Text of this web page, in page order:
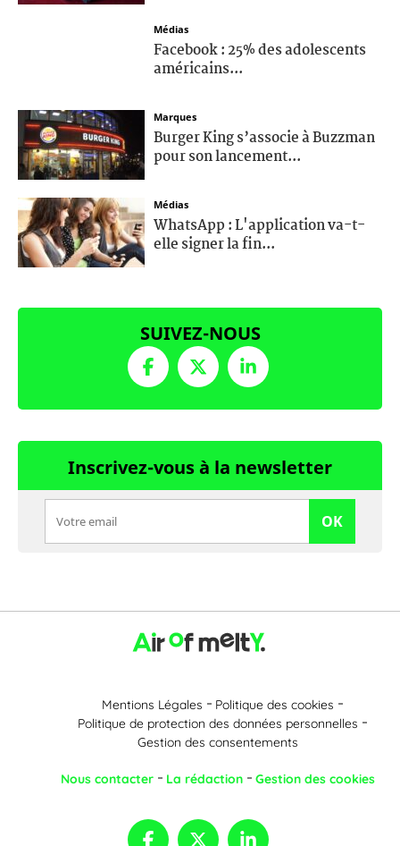
Médias
Facebook : 25% des adolescents
américains...
Marques
Burger King s’associe à Buzzman
pour son lancement...
Médias
WhatsApp : L'application va-t-
elle signer la fin...
SUIVEZ-NOUS
Inscrivez-vous à la newsletter
OK
Mentions Légales
Politique des cookies
Politique de protection des données personnelles
Gestion des consentements
Nous contacter La rédaction Gestion des cookies